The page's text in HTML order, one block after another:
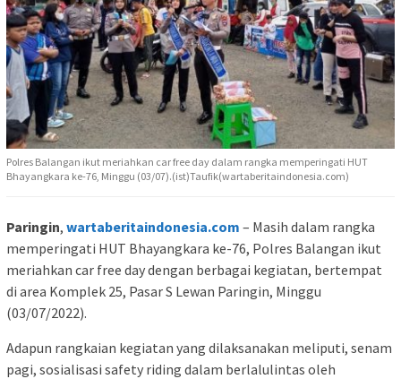
Polres Balangan ikut meriahkan car free day dalam rangka memperingati HUT
Bhayangkara ke-76, Minggu (03/07).(ist)Taufik(wartaberitaindonesia.com)
Paringin, wartaberitaindonesia.com – Masih dalam rangka
memperingati HUT Bhayangkara ke-76, Polres Balangan ikut
meriahkan car free day dengan berbagai kegiatan, bertempat
di area Komplek 25, Pasar S Lewan Paringin, Minggu
(03/07/2022).
Adapun rangkaian kegiatan yang dilaksanakan meliputi, senam
pagi, sosialisasi safety riding dalam berlalulintas oleh